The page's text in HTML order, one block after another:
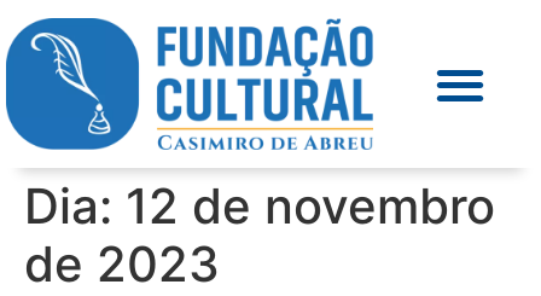
Dia: 12 de novembro
de 2023